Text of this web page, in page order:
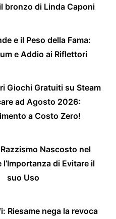
bronzo di Linda Caponi
e il Peso della Fama:
e Addio ai Riflettori
Giochi Gratuiti su Steam
ad Agosto 2026:
a Costo Zero!
Nascosto nel
di Evitare il
suo Uso
Riesame nega la revoca